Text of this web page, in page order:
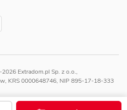
Extradom.pl Sp. z o.o.,
KRS 0000648746, NIP 895-17-18-333